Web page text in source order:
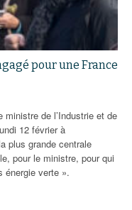
pour une France
ministre de l’Industrie et de
12 février à
plus grande centrale
pour le ministre, pour qui
énergie verte ».